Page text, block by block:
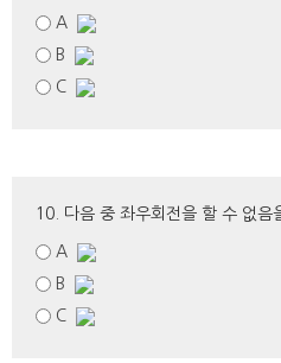
A
B
C
10. 다음 중 좌우회전을 할 수 없음
A
B
C